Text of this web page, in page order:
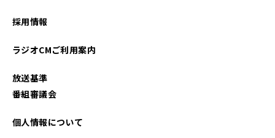
採用情報
ラジオCMご利用案内
放送基準
番組審議会
個人情報について